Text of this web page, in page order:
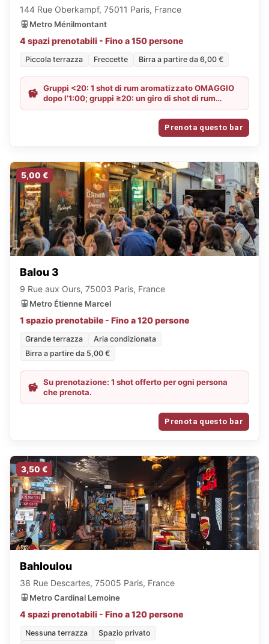
144 Rue Oberkampf, 75011 Paris, France
Metro Ménilmontant
4 spazi prenotabili - Fino a 150 persone
Piccola terrazza Freccette Birra a partire da 6,00 €
Gruppi <20: 1 shot di rum aromatizzato OMAGGIO
dopo l’1:00; gruppi ≥20: un giro di shot di rum
aromatizzato + 2 taglieri misti di tapas OMAGGIO.
Prenota questo bar
5,00 €
Balou 3
9 Rue aux Ours, 75003 Paris, France
Metro Étienne Marcel
1 spazio prenotabile - Fino a 120 persone
Grande terrazza
Aria condizionata
Birra a partire da 5,00 €
Su prenotazione: 1 shot offerto per ogni persona
che prenota.
Prenota questo bar
3,50 €
Bahloulou
38 Rue Descartes, 75005 Paris, France
Metro Cardinal Lemoine
4 spazi prenotabili - Fino a 120 persone
Nessuna terrazza
Spazio privato